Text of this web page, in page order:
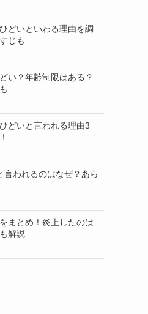
どいといわる理由を調
じも
い？年齢制限はある？
どいと言われる理由3
言われるのはなぜ？あら
まとめ！炎上したのは
解説